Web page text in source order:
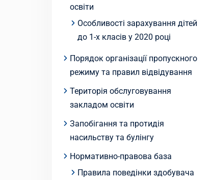
освіти
Особливості зарахування дітей
до 1-х класів у 2020 році
Порядок організації пропускного
режиму та правил відвідування
Територія обслуговування
закладом освіти
Запобігання та протидія
насильству та булінгу
Нормативно-правова база
Правила поведінки здобувача